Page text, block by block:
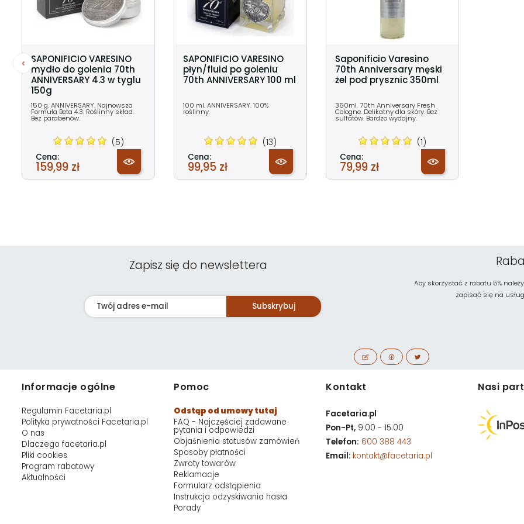
SAPONIFICIO VARESINO
mydło do golenia 70th
ANNIVERSARY 4.3 w tyglu
150g
150 g. ANNIVERSARY. Najnowsza
Formuła Beta 4.3. Roślinny skład.
Bez parabenów.
(5)
Cena:
159,99 zł
SAPONIFICIO VARESINO
płyn/fluid po goleniu
70th ANNIVERSARY 100 ml
100 ml. ANNIVERSARY. 100%
roślinny.
(13)
Cena:
99,95 zł
Saponificio Varesino
70th Anniversary męski
żel pod prysznic 350ml
350ml. 70th Anniversary Fresh
Cologne. Delikatny dla skóry. Bez
sulfatów. Bardzo wydajny.
(1)
Cena:
79,99 zł
Zapisz się do newslettera
Subskrybuj
Aby skorzystać z rabatu 5%
zapisać się na
Informacje ogólne
Regulamin Facetaria.pl
Polityka prywatności Facetaria.pl
O nas
Dlaczego facetaria.pl
Pliki cookies
Program rabatowy
Aktualności
Pomoc
Odstąp od umowy tutaj
FAQ - Najczęściej zadawane
pytania i odpowiedzi
Objaśnienia statusów zamówień
Sposoby płatności
Zwroty towarów
Reklamacje
Formularz odstąpienia
Instrukcja odzyskiwania hasła
Porady
Kontakt
Facetaria.pl
Pon-Pt, 9:00 - 15:00
Telefon: 600 388 443
Email: kontakt@facetaria.pl
Nasi